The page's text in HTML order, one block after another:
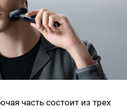
часть состоит из трех